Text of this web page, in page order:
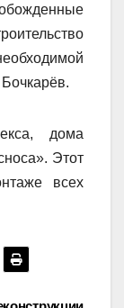
дома
Этот
всех